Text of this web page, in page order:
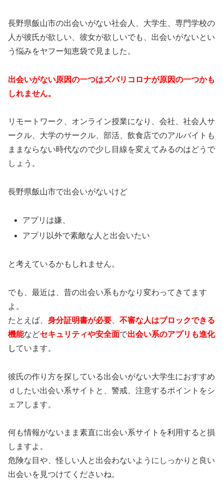
長野県飯山市の出会いがない社会人、大学生、専門学校の
人が彼氏が欲しい、彼女が欲しいでも、出会いがないとい
う悩みをヤフー知恵袋で見ました。
出会いがない原因の一つはズバリコロナが原因の一つかも
しれません。
リモートワーク、オンライン授業になり、会社、社会人サ
ークル、大学のサークル、部活、飲食店でのアルバイトも
ままならない時代なので少し目線を変えてみるのはどうで
しょう。
長野県飯山市で出会いがないけど
アプリは嫌、
アプリ以外で素敵な人と出会いたい
と考えているかもしれません。
でも、最近は、昔の出会い系もかなり変わってきてます
よ。
たとえば、 身分証明書が必要
不審な人はブロックできる
機能などセキュリティや安全面で出会い系のアプリも進化
しています。
彼氏の作り方を探している出会いがない大学生におすすめ
ｄしたい出会い系サイトと、警戒、注意するポイントをシ
ェアします。
何も情報がないまま素直に出会い系サイトを利用すると損
しますよ。
危険な目や、怪しい人と出会わないようにしっかりと良い
出会いを見つけてくださいね。